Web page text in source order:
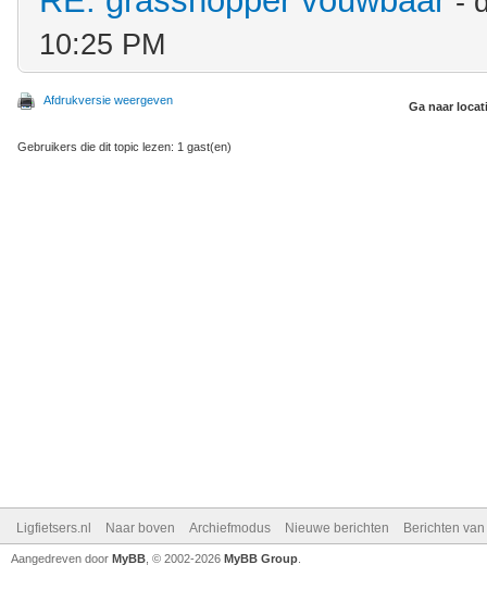
10:25 PM
Afdrukversie weergeven Ga naar
Gebruikers die dit topic lezen: 1 gast(en)
Ligfietsers.nl Naar boven Archiefmodus Nieuwe berichten Berichten
Aangedreven door MyBB , © 2002-2026 MyBB Group